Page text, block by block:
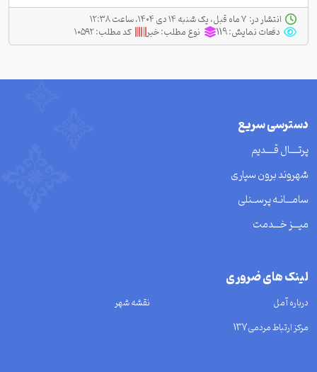
انتشار در:
دفعات نمایش:119 نوع مطلب:خبر کد مطلب:۱۰۵۹۲
دسترسی سریع
پرتــــال قــــدیم
شهروند برون سپاری
سامـــانـه پرســنلی
میـــز خـــدمت
لینک های ضروری
درباره آمل
نقشه شهر
مرکز ارتباط مردمی137